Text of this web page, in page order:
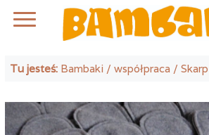
Tu jesteś: Bambaki /współpraca / Skarp